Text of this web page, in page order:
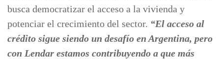
busca democratizar el acceso a la vivienda y
potenciar el crecimiento del sector. “El acceso al
crédito sigue siendo un desafío en Argentina, pero
con Lendar estamos contribuyendo a que más